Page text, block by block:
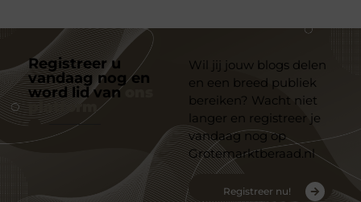
Registreer u
vandaag nog en
word lid van
platform
Wil jij jouw blogs delen
en een breed publiek
bereiken? Wacht niet
langer en registreer je
vandaag nog op
Grotemarktberaad.nl
Registreer nu!